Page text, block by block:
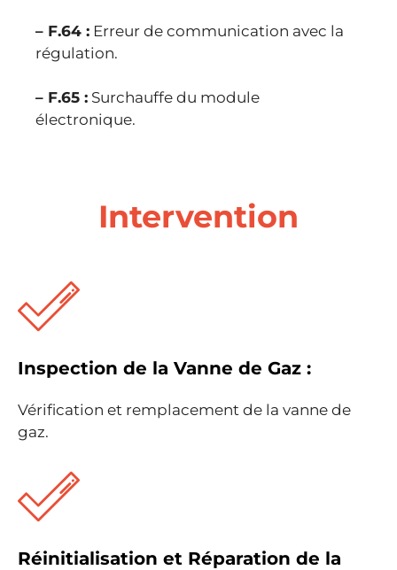
– F.64 : Erreur de communication avec la
régulation.
– F.65 : Surchauffe du module
électronique.
Intervention
Inspection de la Vanne de Gaz :
Vérification et remplacement de la vanne de
gaz.
Réinitialisation et Réparation de la